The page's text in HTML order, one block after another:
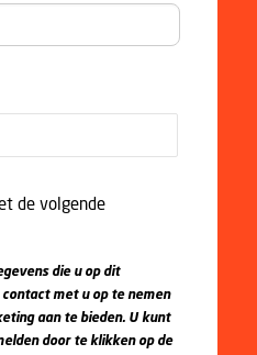
de volgende
die u op dit
met u op te nemen
aan te bieden. U kunt
door te klikken op de